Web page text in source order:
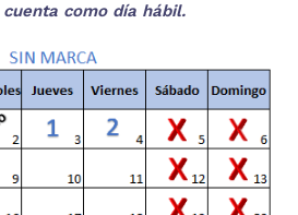
como día hábil.